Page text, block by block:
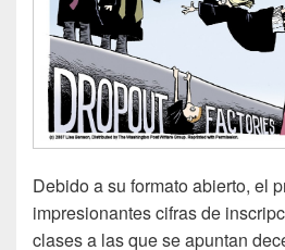
Debido a su formato abierto, el
impresionantes cifras de
clases a las que se apuntan